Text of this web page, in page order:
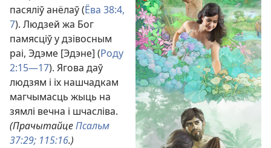
пасяліў анёлаў (Ёва 38:4,
7). Людзей жа Бог
памясціў у дзівосным
раі, Эдэме [Эдэне] (Роду
2:15—17). Ягова даў
людзям і іх нашчадкам
магчымасць жыць на
зямлі вечна і шчасліва.
(ПрачытайцеПсальм
37:29; 115:16.)